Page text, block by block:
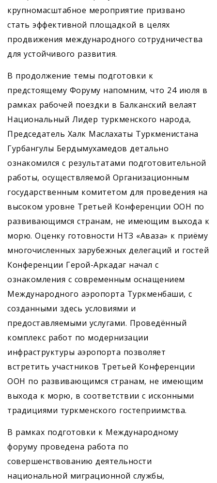
крупномасштабное мероприятие призвано
стать эффективной площадкой в целях
продвижения международного сотрудничества
для устойчивого развития.
В продолжение темы подготовки к
предстоящему Форуму напомним, что 24 июля в
рамках рабочей поездки в Балканский велаят
Национальный Лидер туркменского народа,
Председатель Халк Маслахаты Туркменистана
Гурбангулы Бердымухамедов детально
ознакомился с результатами подготовительной
работы, осуществляемой Организационным
государственным комитетом для проведения на
высоком уровне Третьей Конференции ООН по
развивающимся странам, не имеющим выхода к
морю. Оценку готовности НТЗ «Аваза» к приёму
многочисленных зарубежных делегаций и гостей
Конференции Герой-Аркадаг начал с
ознакомления с современным оснащением
Международного аэропорта Туркменбаши, с
созданными здесь условиями и
предоставляемыми услугами. Проведённый
комплекс работ по модернизации
инфраструктуры аэропорта позволяет
встретить участников Третьей Конференции
ООН по развивающимся странам, не имеющим
выхода к морю, в соответствии с исконными
традициями туркменского гостеприимства.
В рамках подготовки к Международному
форуму проведена работа по
совершенствованию деятельности
национальной миграционной службы,